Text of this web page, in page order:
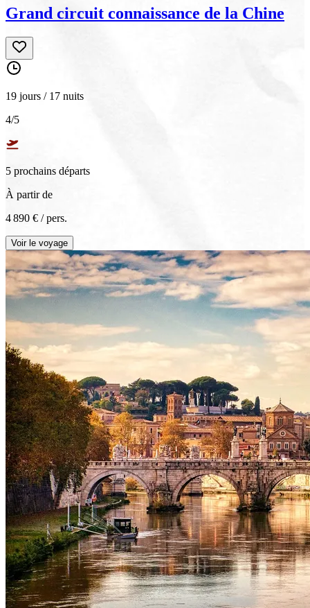
Grand circuit connaissance de la Chine
19 jours / 17 nuits
4/5
5 prochains départs
À partir de
4 890 € / pers.
Voir le voyage